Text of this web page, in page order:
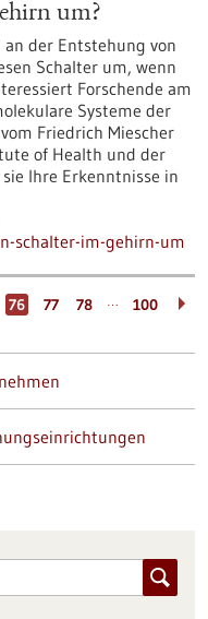
um?
an der Entstehung von
Schalter um, wenn
Forschende am
Systeme der
Friedrich Miescher
of Health und der
Ihre Erkenntnisse in
schalter-im-gehirn-um
76 77 78 … 100